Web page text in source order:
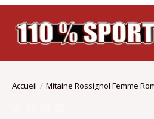
Accueil / Mitaine Rossignol Femme